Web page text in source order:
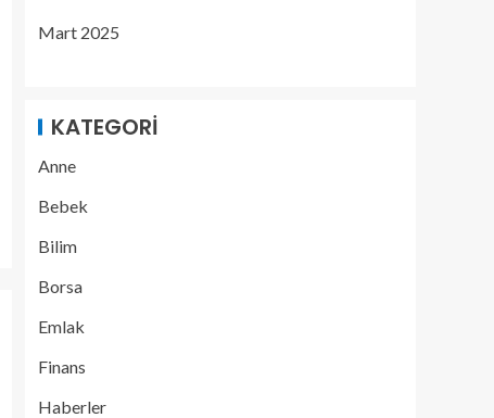
Mart 2025
KATEGORI
Anne
Bebek
Bilim
Borsa
Emlak
Finans
Haberler